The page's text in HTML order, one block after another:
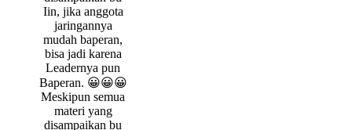
Iin, jika anggota
jaringannya
mudah baperan,
bisa jadi karena
Leadernya pun
Baperan. 😀😀😀
Meskipun semua
materi yang
disampaikan bu